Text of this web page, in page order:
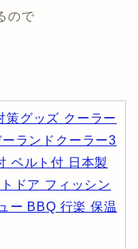
ので
策グッズ クーラー
ランドクーラー3
ベルト付 日本製
ドア フィッシン
ー BBQ 行楽 保温